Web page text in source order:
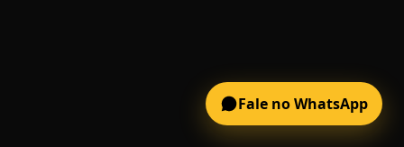
Fale no WhatsApp